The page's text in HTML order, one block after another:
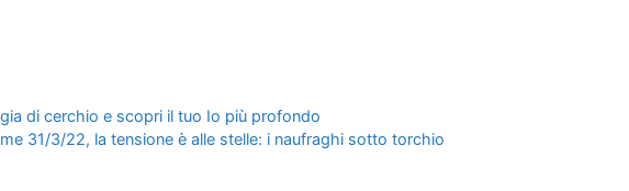
di cerchio e scopri il tuo Io più profondo
31/3/22, la tensione è alle stelle: i naufraghi sotto torchio